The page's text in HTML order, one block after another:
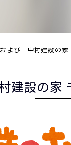
よび 中村建設の家
設の家